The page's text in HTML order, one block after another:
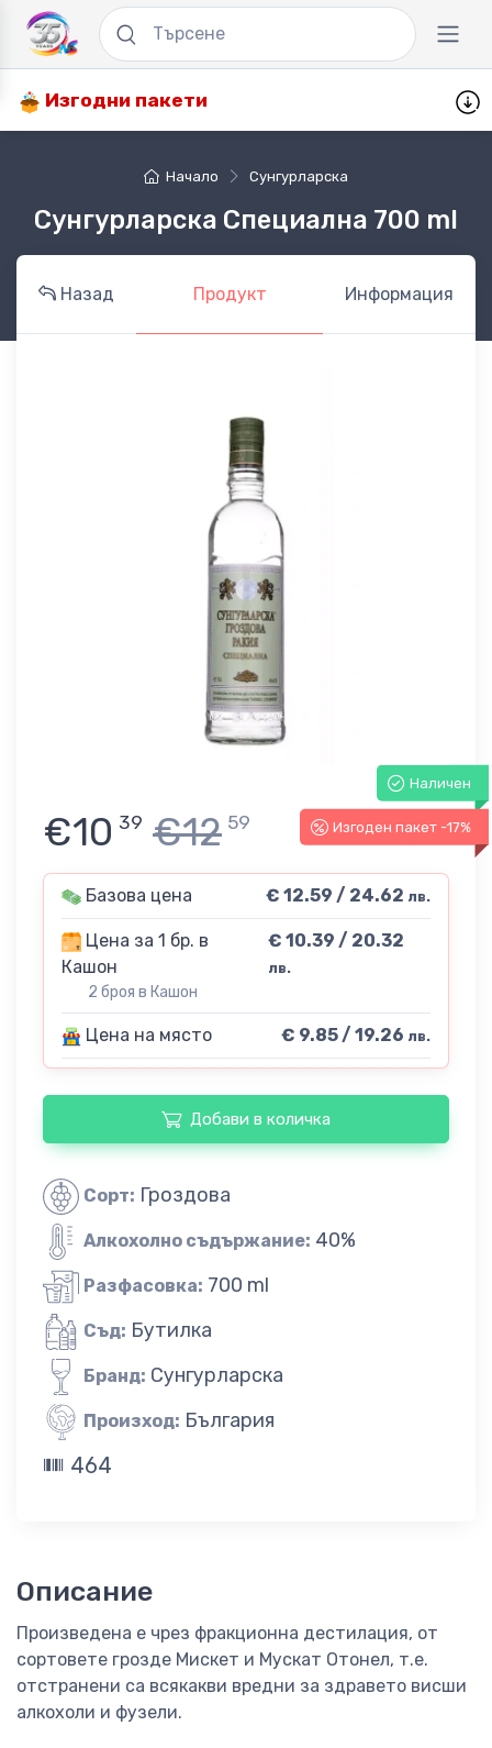
Изгодни пакети
Начало Сунгурларска
Сунгурларска Специална 700 ml
Назад Продукт Информация
Наличен
Изгоден пакет -17%
€10 39 €12 59
Базова цена € 12.59 / 24.62 лв.
Цена за 1 бр. в
Кашон
2 броя в Кашон
€ 10.39 / 20.32
лв.
Цена на място € 9.85 / 19.26 лв.
Добави в количка
Сорт: Гроздова
Алкохолно съдържание: 40%
Разфасовка: 700 ml
Съд: Бутилка
Бранд: Сунгурларска
Произход: България
464
Описание
Произведена е чрез фракционна дестилация, от
сортовете грозде Мискет и Мускат Отонел, т.е.
отстранени са всякакви вредни за здравето висши
алкохоли и фузели.